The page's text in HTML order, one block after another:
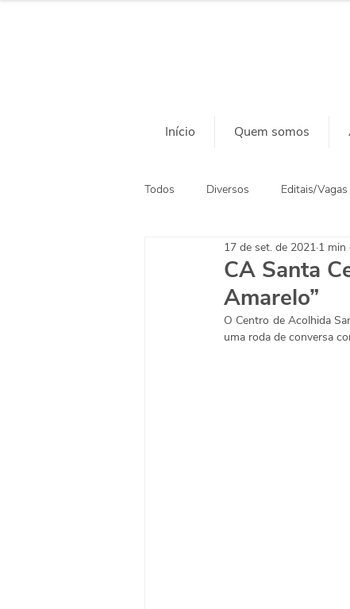
Início Quem somos
Todos Diversos Editais/Vagas
Ação Social Habitação
CA Santa
Amarelo”
17 de set. de 2021 1 min
O Centro de Acolhida
uma roda de conversa